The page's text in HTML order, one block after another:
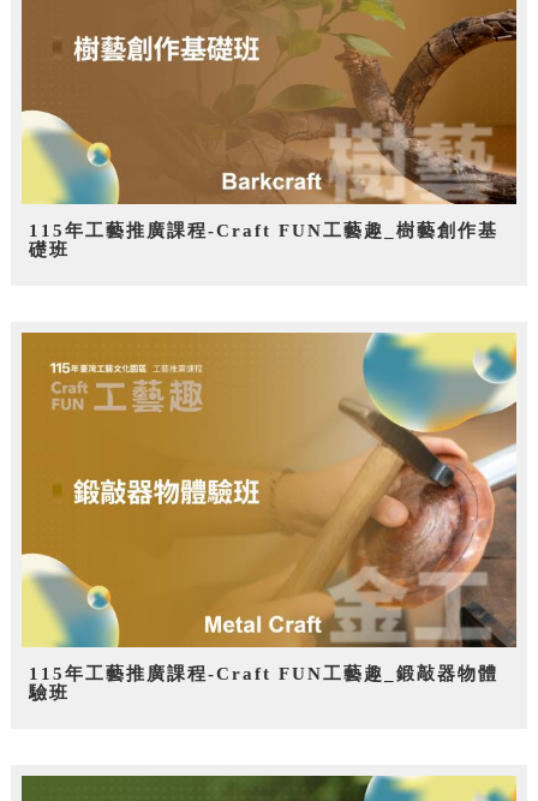
115年工藝推廣課程-Craft FUN工藝趣_樹藝創作基
礎班
115年工藝推廣課程-Craft FUN工藝趣_鍛敲器物體
驗班